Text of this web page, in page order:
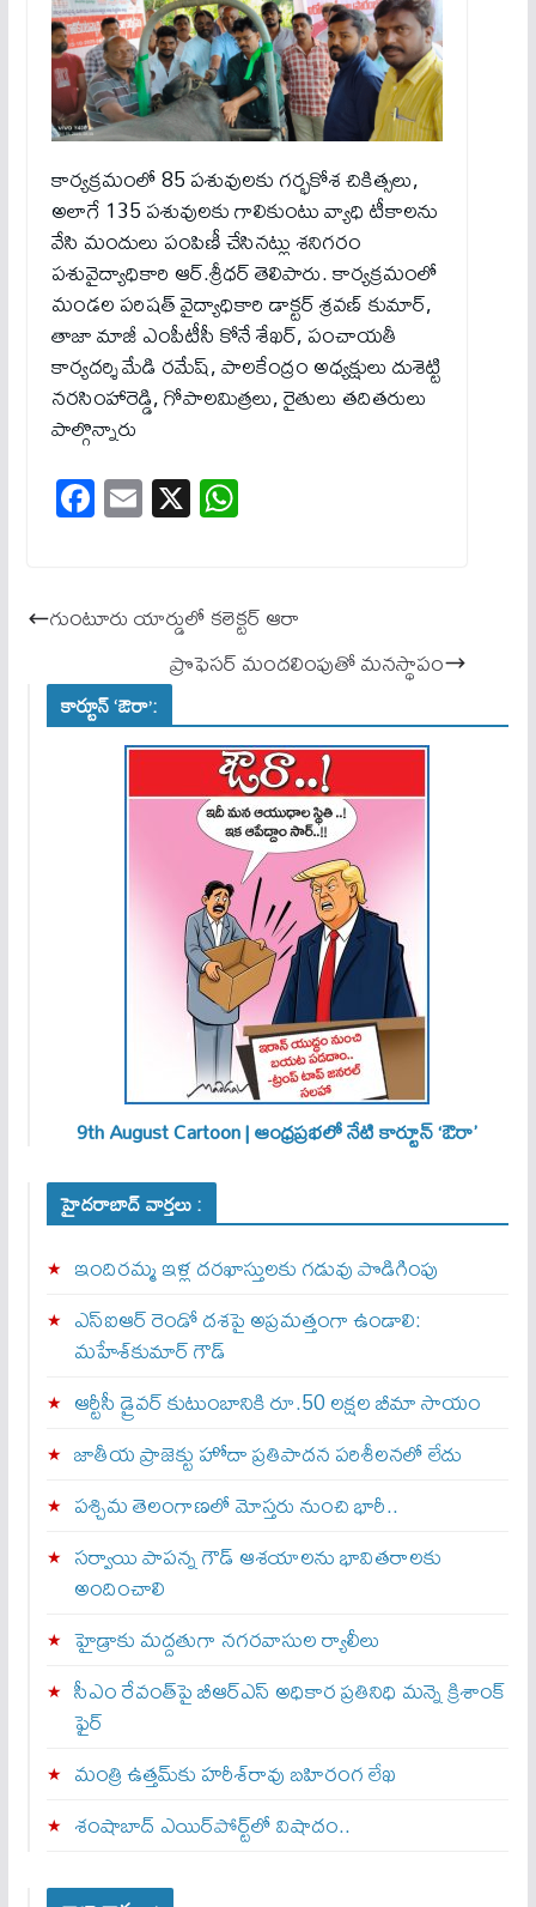
కార్యక్రమంలో 85 పశువులకు గర్భకోశ చికిత్సలు,
అలాగే 135 పశువులకు గాలికుంటు వ్యాధి టీకాలను
వేసి మందులు పంపిణీ చేసినట్లు శనిగరం
పశువైద్యాధికారి ఆర్.శ్రీధర్ తెలిపారు. కార్యక్రమంలో
మండల పరిషత్ వైద్యాధికారి డాక్టర్ శ్రవణ్ కుమార్,
తాజా మాజీ ఎంపీటీసీ కోనే శేఖర్, పంచాయతీ
కార్యదర్శి మేడి రమేష్, పాలకేంద్రం అధ్యక్షులు దుశెట్టి
నరసింహారెడ్డి, గోపాలమిత్రలు, రైతులు తదితరులు
పాల్గొన్నారు
Fa
ce
ok
E
m
X W
ha
A
pp
గుంటూరు యార్డులో కలెక్టర్ ఆరా
ప్రొఫెసర్ మందలింపుతో మనస్థాపం
కార్టూన్ ‘ఔరా’:
9th August Cartoon | ఆంధ్రప్రభలో నేటి కార్టూన్ ‘ఔరా’
హైదరాబాద్ వార్తలు :
ఇందిరమ్మ ఇళ్ల దరఖాస్తులకు గడువు పొడిగింపు
ఎస్‌ఐఆర్‌ రెండో దశపై అప్రమత్తంగా ఉండాలి:
మహేశ్‌కుమార్‌ గౌడ్‌
ఆర్టీసీ డ్రైవర్ కుటుంబానికి రూ.50 లక్షల బీమా సాయం
జాతీయ ప్రాజెక్టు హోదా ప్రతిపాదన పరిశీలనలో లేదు
పశ్చిమ తెలంగాణలో మోస్తరు నుంచి భారీ..
సర్వాయి పాపన్న గౌడ్‌ ఆశయాలను భావితరాలకు
అందించాలి
హైడ్రాకు మద్దతుగా నగరవాసుల ర్యాలీలు
సీఎం రేవంత్‌పై బీఆర్‌ఎస్‌ అధికార ప్రతినిధి మన్నె క్రిశాంక్
ఫైర్‌
మంత్రి ఉత్తమ్‌కు హరీశ్‌రావు బహిరంగ లేఖ
శంషాబాద్‌ ఎయిర్‌పోర్ట్‌లో విషాదం..